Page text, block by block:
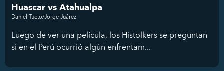
Huascar vs Atahualpa
Daniel Tucto/Jorge Juárez
Luego de ver una película, los Histolkers se preguntan
si en el Perú ocurrió algún enfrentam...